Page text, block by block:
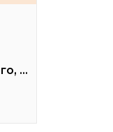
Центр Шептицького, 1 поверх, паркова аудиторія